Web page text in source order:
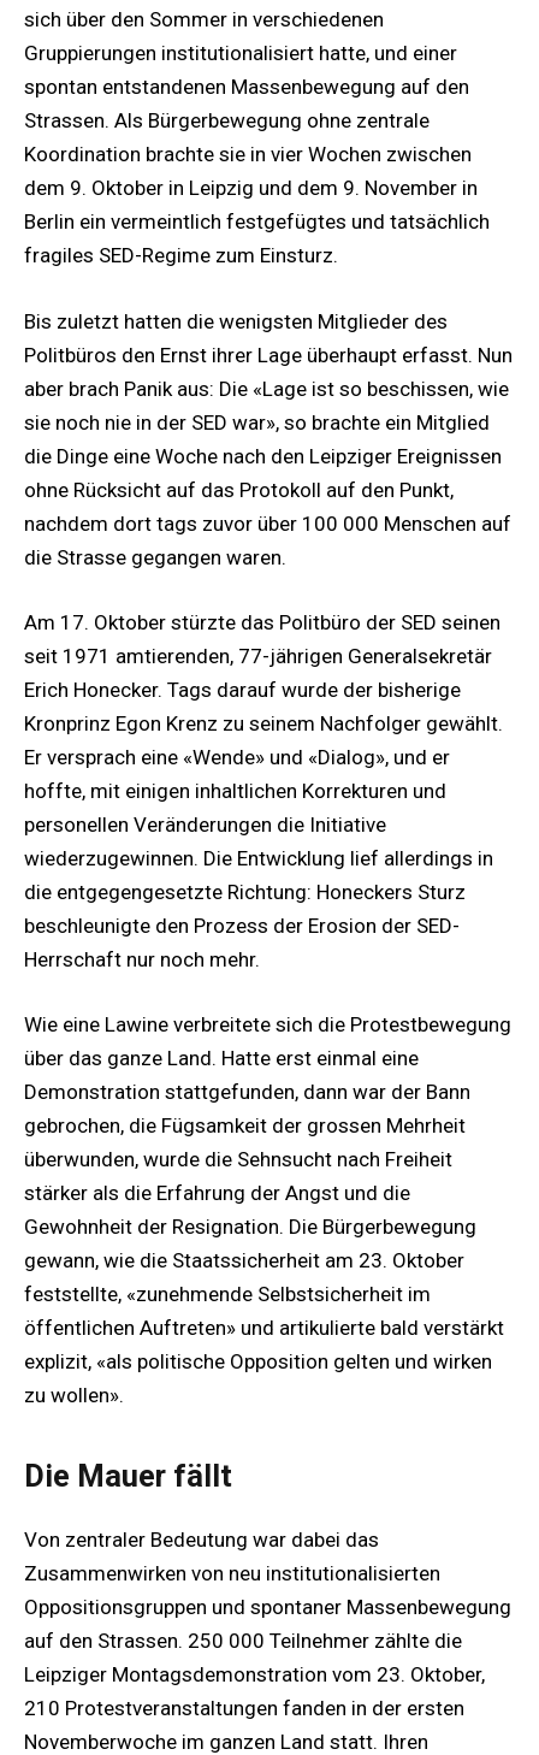
sich über den Sommer in verschiedenen
Gruppierungen institutionalisiert hatte, und einer
spontan entstandenen Massenbewegung auf den
Strassen. Als Bürgerbewegung ohne zentrale
Koordination brachte sie in vier Wochen zwischen
dem 9. Oktober in Leipzig und dem 9. November in
Berlin ein vermeintlich festgefügtes und tatsächlich
fragiles SED-Regime zum Einsturz.
Bis zuletzt hatten die wenigsten Mitglieder des
Politbüros den Ernst ihrer Lage überhaupt erfasst. Nun
aber brach Panik aus: Die «Lage ist so beschissen, wie
sie noch nie in der SED war», so brachte ein Mitglied
die Dinge eine Woche nach den Leipziger Ereignissen
ohne Rücksicht auf das Protokoll auf den Punkt,
nachdem dort tags zuvor über 100 000 Menschen auf
die Strasse gegangen waren.
Am 17. Oktober stürzte das Politbüro der SED seinen
seit 1971 amtierenden, 77-jährigen Generalsekretär
Erich Honecker. Tags darauf wurde der bisherige
Kronprinz Egon Krenz zu seinem Nachfolger gewählt.
Er versprach eine «Wende» und «Dialog», und er
hoffte, mit einigen inhaltlichen Korrekturen und
personellen Veränderungen die Initiative
wiederzugewinnen. Die Entwicklung lief allerdings in
die entgegengesetzte Richtung: Honeckers Sturz
beschleunigte den Prozess der Erosion der SED-
Herrschaft nur noch mehr.
Wie eine Lawine verbreitete sich die Protestbewegung
über das ganze Land. Hatte erst einmal eine
Demonstration stattgefunden, dann war der Bann
gebrochen, die Fügsamkeit der grossen Mehrheit
überwunden, wurde die Sehnsucht nach Freiheit
stärker als die Erfahrung der Angst und die
Gewohnheit der Resignation. Die Bürgerbewegung
gewann, wie die Staatssicherheit am 23. Oktober
feststellte, «zunehmende Selbstsicherheit im
öffentlichen Auftreten» und artikulierte bald verstärkt
explizit, «als politische Opposition gelten und wirken
zu wollen».
Die Mauer fällt
Von zentraler Bedeutung war dabei das
Zusammenwirken von neu institutionalisierten
Oppositionsgruppen und spontaner Massenbewegung
auf den Strassen. 250 000 Teilnehmer zählte die
Leipziger Montagsdemonstration vom 23. Oktober,
210 Protestveranstaltungen fanden in der ersten
Novemberwoche im ganzen Land statt. Ihren